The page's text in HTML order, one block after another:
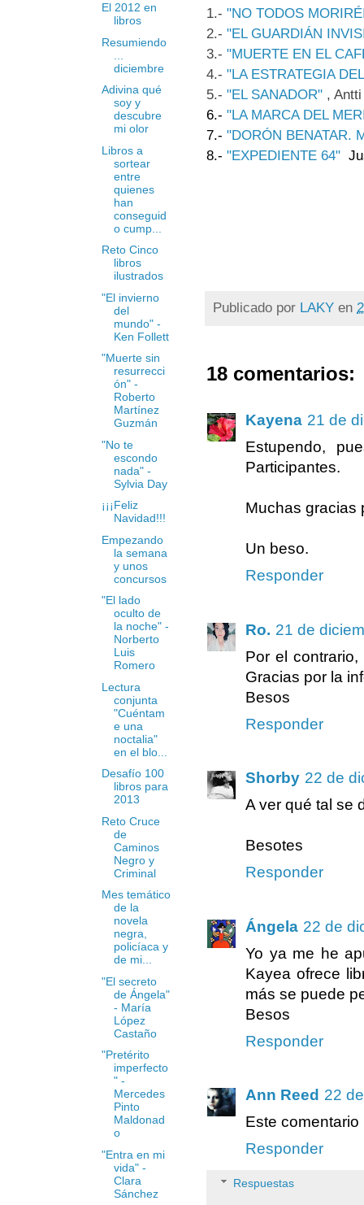
1.- "NO TODOS
2.- "EL GUARDIÁN
3.- "MUERTE EN EL
4.- "LA ESTRATEGIA
5.- "EL SANADOR" ,
6.- "LA MARCA DEL
7.- "DORÓN BENATAR.
8.- "EXPEDIENTE 64"
Publicado por LAKY en
18 comentarios:
Kayena 21 de
Estupendo,
Participantes.
Muchas gracias
Un beso.
Responder
Ro. 21 de
Por el
Gracias por la
Besos
Responder
Shorby 22 de
A ver qué tal se
Besotes
Responder
Ángela 22 de
Yo ya me he
Kayea ofrece
más se puede
Besos
Responder
Ann Reed 22
Este
Responder
Respuestas
El 2012 en
libros
Resumiendo
diciembre
Adivina qué
soy y
descubre
mi olor
Libros a
sortear
entre
quienes
han
conseguid
o cump...
Reto Cinco
libros
ilustrados
"El invierno
del
mundo" -
Ken Follett
"Muerte sin
resurrecci
ón" -
Roberto
Martínez
Guzmán
"No te
escondo
nada" -
Sylvia Day
¡¡¡Feliz
Navidad!!!
Empezando
la semana
y unos
concursos
"El lado
oculto de
la noche" -
Norberto
Luis
Romero
Lectura
conjunta
"Cuéntam
e una
noctalia"
en el blo...
Desafío 100
libros para
2013
Reto Cruce
de
Caminos
Negro y
Criminal
Mes temático
de la
novela
negra,
policíaca y
de mi...
"El secreto
de Ángela"
- María
López
Castaño
"Pretérito
imperfecto
" -
Mercedes
Pinto
Maldonad
o
"Entra en mi
vida" -
Clara
Sánchez